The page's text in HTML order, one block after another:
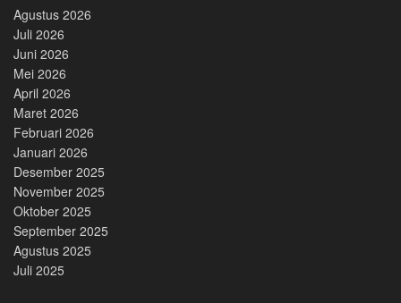
Agustus 2026
Juli 2026
Juni 2026
Mei 2026
April 2026
Maret 2026
Februari 2026
Januari 2026
Desember 2025
November 2025
Oktober 2025
September 2025
Agustus 2025
Juli 2025